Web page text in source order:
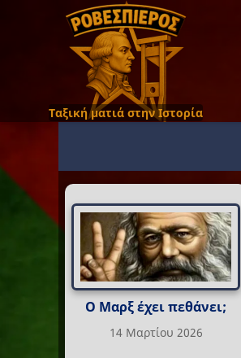
Ταξική ματιά στην Ιστορία
Ο Μαρξ έχει πεθάνει;
14 Μαρτίου 2026